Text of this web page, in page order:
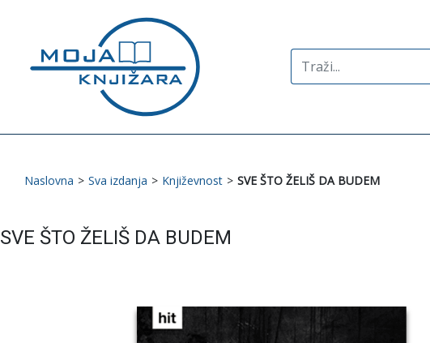
Search
for:
Naslovna > Sva izdanja > Književnost > SVE ŠTO ŽELIŠ DA BUDEM
SVE ŠTO ŽELIŠ DA BUDEM